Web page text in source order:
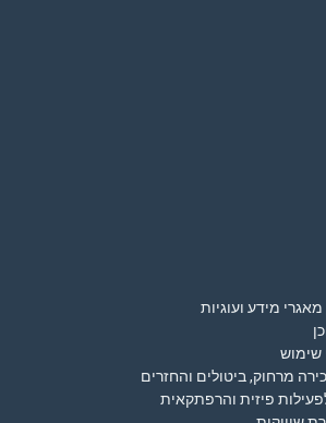
מידע ועוגיות
שימוש
מרחוק, ביטולים והחזרים
פיזית והרפתקאית